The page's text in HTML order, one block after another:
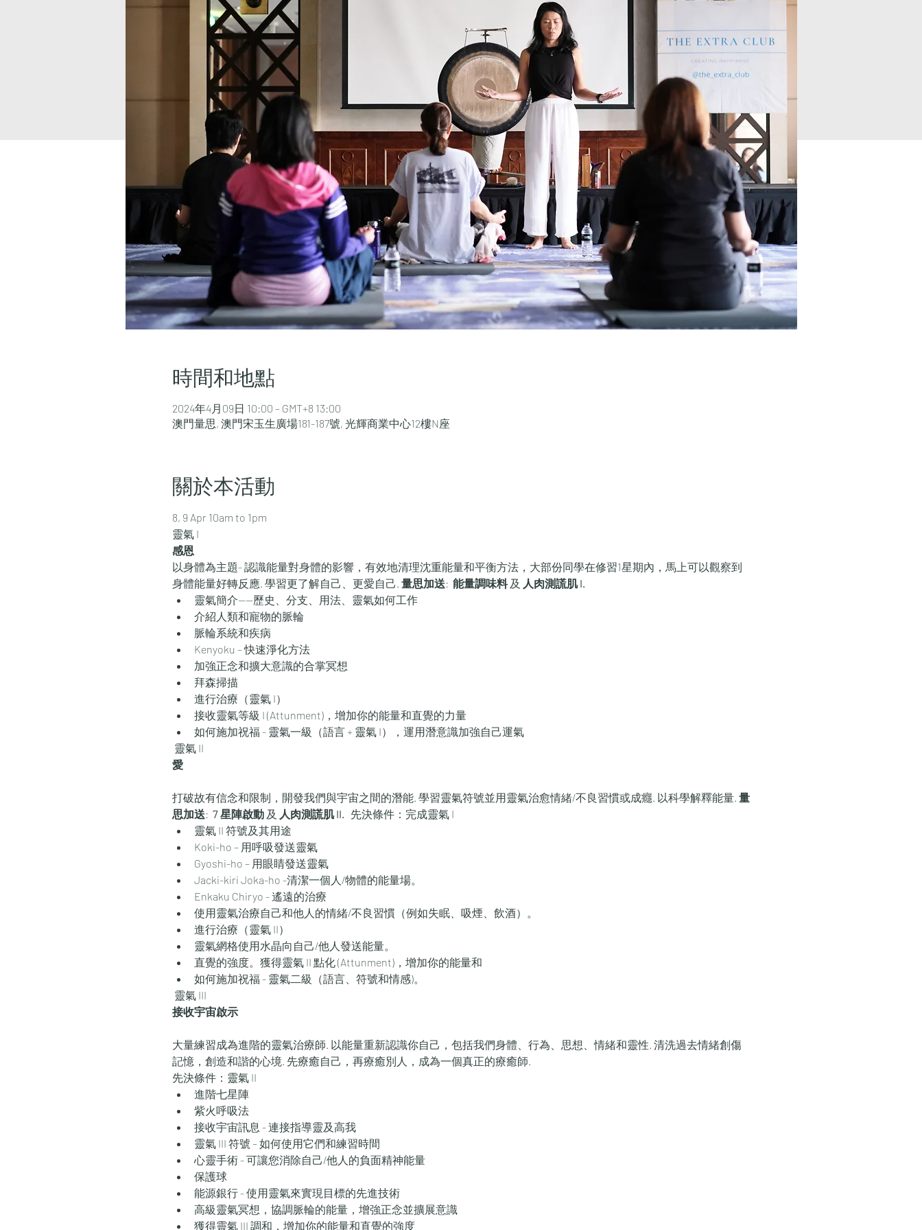
時間和地點
2024年4月09日 10:00 – GMT+8 13:00
澳門量思, 澳門宋玉生廣場181-187號, 光輝商業中心12樓N座
關於本活動
8, 9 Apr 10am to 1pm
​靈氣 I
感恩
以身體為主題- 認識能量對身體的影響，有效地清理沈重能量和平衡方法，大部份同學在修習1星期內，馬上可以觀察到
身體能量好轉反應. 學習更了解自己、更愛自己. 量思加送: 能量調味料 及 人肉測謊肌 I.
靈氣簡介——歷史、分支、用法、靈氣如何工作
介紹人類和寵物的脈輪
脈輪系統和疾病
Kenyoku – 快速淨化方法
加強正念和擴大意識的合掌冥想
拜森掃描
進行治療（靈氣 I）
接收靈氣等級 I (Attunment)，增加你的能量和直覺的力量
如何施加祝福 - 靈氣一級（語言 + 靈氣 I），運用潛意識加強自己運氣
靈氣 II
愛
打破故有信念和限制，開發我們與宇宙之間的潛能. 學習靈氣符號並用靈氣治愈情緒/不良習慣或成癮. 以科學解釋能量. 量
思加送: 7 星陣啟動 及 人肉測謊肌 II. 先決條件：完成靈氣 I
靈氣 II 符號及其用途
Koki-ho – 用呼吸發送靈氣
Gyoshi-ho – 用眼睛發送靈氣
Jacki-kiri Joka-ho -清潔一個人/物體的能量場。
Enkaku Chiryo - 遙遠的治療
使用靈氣治療自己和他人的情緒/不良習慣（例如失眠、吸煙、飲酒）。
進行治療（靈氣 II）
靈氣網格使用水晶向自己/他人發送能量。
直覺的強度。獲得靈氣 II 點化 (Attunment)，增加你的能量和
如何施加祝福 - 靈氣二級（語言、符號和情感)。
靈氣 III
接收宇宙啟示
大量練習成為進階的靈氣治療師. 以能量重新認識你自己，包括我們身體、行為、思想、情緒和靈性. 清洗過去情緒創傷
記憶，創造和諧的心境. 先療癒自己，再療癒別人，成為一個真正的療癒師.
先決條件：靈氣 II
進階七星陣
紫火呼吸法
​接收宇宙訊息 - 連接指導靈及高我
靈氣 III 符號 – 如何使用它們和練習時間
心靈手術 - 可讓您消除自己/他人的負面精神能量
保護球
能源銀行 - 使用靈氣來實現目標的先進技術
高級靈氣冥想，協調脈輪的能量，增強正念並擴展意識
獲得靈氣 III 調和，增加你的能量和直覺的強度